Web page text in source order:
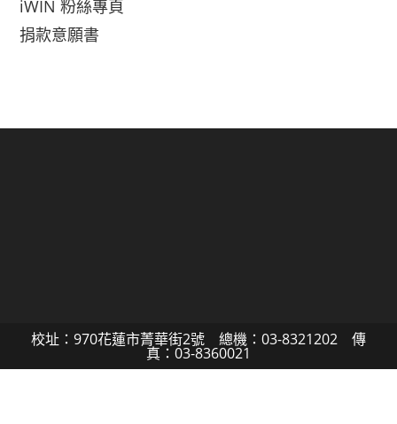
iWIN 粉絲專頁
捐款意願書
校址：970花蓮市菁華街2號 總機：03-8321202 傳
真：03-8360021